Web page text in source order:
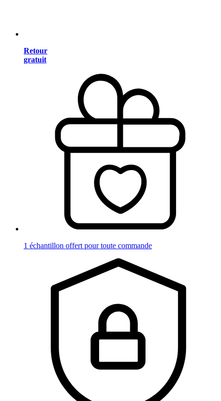
Retour
gratuit
1 échantillon offert pour toute commande